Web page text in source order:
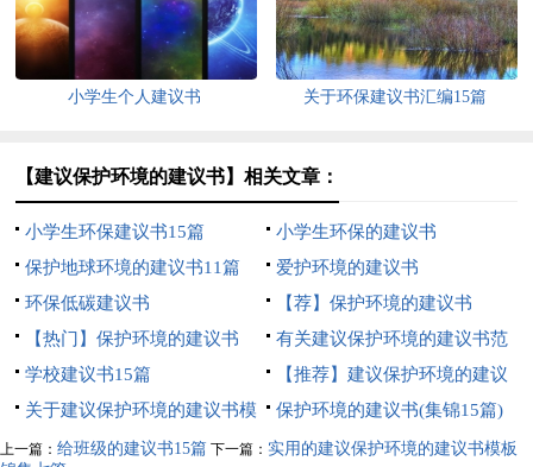
小学生个人建议书 关于环保建议书汇编15篇
【建议保护环境的建议书】相关文章：
小学生环保建议书15篇
小学生环保的建议书
保护地球环境的建议书11篇
爱护环境的建议书
环保低碳建议书
【荐】保护环境的建议书
【热门】保护环境的建议书
有关建议保护环境的建议书范
文汇总10篇
学校建议书15篇
【推荐】建议保护环境的建议
书模板集合5篇
关于建议保护环境的建议书模
板锦集9篇
保护环境的建议书(集锦15篇)
上一篇： 给班级的建议书15篇 下一篇： 实用的建议保护环境的建议书模板